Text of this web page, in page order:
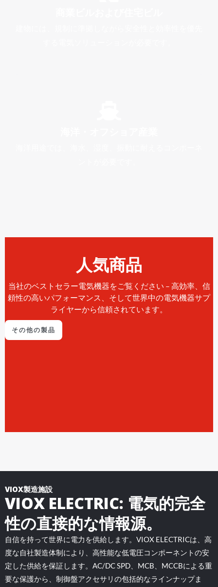
人気商品
当社のベストセラー電気機器をご覧ください – 高効率、信
頼性の高いパフォーマンス、そして世界中の電気機器サプ
ライヤーから信頼されています。
その他の製品
VIOX製造施設
VIOX ELECTRIC: 電気的完全
性の直接的な情報源。
自信を持って世界に電力を供給します。VIOX ELECTRICは、高
度な自社製造体制により、高性能な低電圧コンポーネントの安
定した供給を保証します。AC/DC SPD、MCB、MCCBによる重
要な保護から、制御盤アクセサリの包括的なラインナップま